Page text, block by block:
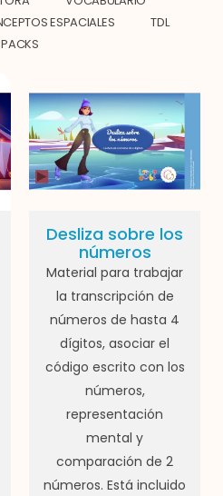
ESPACIALES
TDL
PACKS
Desliza sobre los
números
Material para trabajar
la transcripción de
números de hasta 4
dígitos, asociar el
código escrito con los
números,
representación
mental y
comparación de 2
números. Está incluido